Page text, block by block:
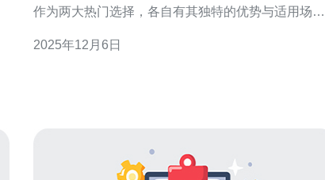
作为两大热门选择，各自有其独特的优势与适用场
和较高的访问速度，而韩国服务器则以其稳定的网络
2025年12月6日